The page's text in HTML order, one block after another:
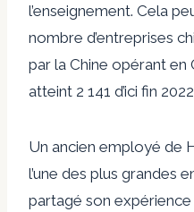
l’enseignement. Cela
nombre d’entreprises
par la Chine opérant en
atteint 2 141 d’ici fin
Un ancien employé de
l’une des plus grandes
partagé son expérience